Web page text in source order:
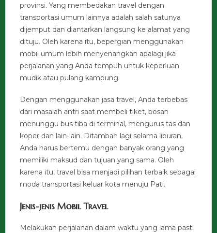
provinsi. Yang membedakan travel dengan
transportasi umum lainnya adalah salah satunya
dijemput dan diantarkan langsung ke alamat yang
dituju. Oleh karena itu, bepergian menggunakan
mobil umum lebih menyenangkan apalagi jika
perjalanan yang Anda tempuh untuk keperluan
mudik atau pulang kampung.
Dengan menggunakan jasa travel, Anda terbebas
dari masalah antri saat membeli tiket, bosan
menunggu bus tiba di terminal, mengurus tas dan
koper dan lain-lain. Ditambah lagi selama liburan,
Anda harus bertemu dengan banyak orang yang
memiliki maksud dan tujuan yang sama. Oleh
karena itu, travel bisa menjadi pilihan terbaik sebagai
moda transportasi keluar kota menuju Pati.
Jenis-jenis Mobil Travel
Melakukan perjalanan dalam waktu yang lama pasti